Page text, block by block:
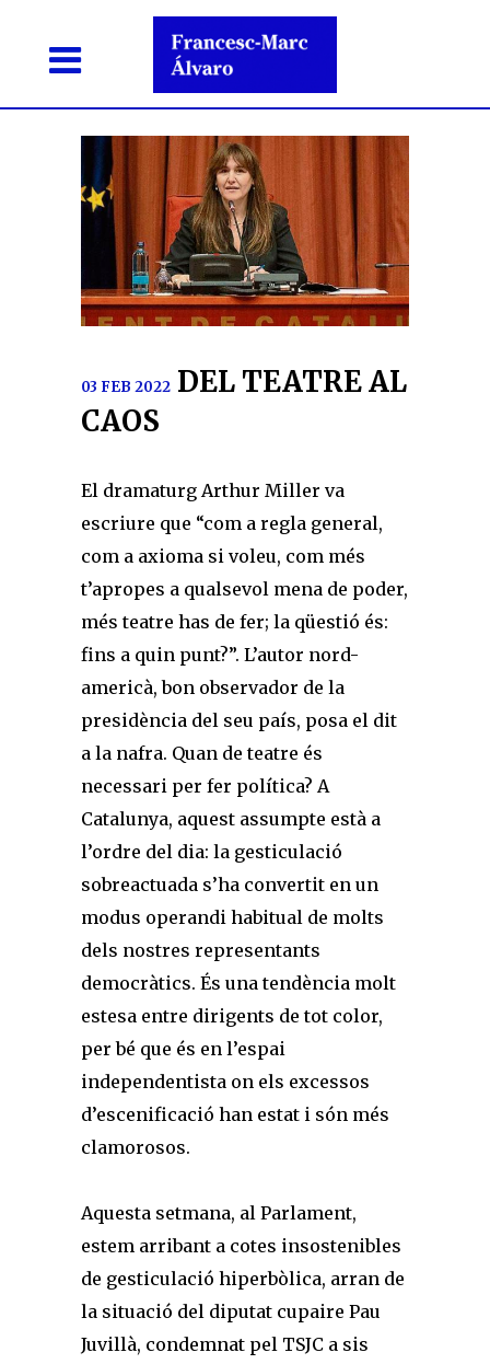
03 FEB 2022 DEL TEATRE AL
CAOS
El dramaturg Arthur Miller va
escriure que “com a regla general,
com a axioma si voleu, com més
t’apropes a qualsevol mena de poder,
més teatre has de fer; la qüestió és:
fins a quin punt?”. L’autor nord-
americà, bon observador de la
presidència del seu país, posa el dit
a la nafra. Quan de teatre és
necessari per fer política? A
Catalunya, aquest assumpte està a
l’ordre del dia: la gesticulació
sobreactuada s’ha convertit en un
modus operandi habitual de molts
dels nostres representants
democràtics. És una tendència molt
estesa entre dirigents de tot color,
per bé que és en l’espai
independentista on els excessos
d’escenificació han estat i són més
clamorosos.
Aquesta setmana, al Parlament,
estem arribant a cotes insostenibles
de gesticulació hiperbòlica, arran de
la situació del diputat cupaire Pau
Juvillà, condemnat pel TSJC a sis